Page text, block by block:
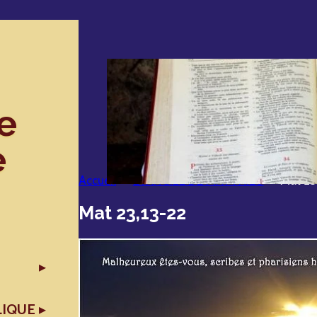
Accueil » EVANGILE DE MATTHIEU » Mat
Mat 23,13-22